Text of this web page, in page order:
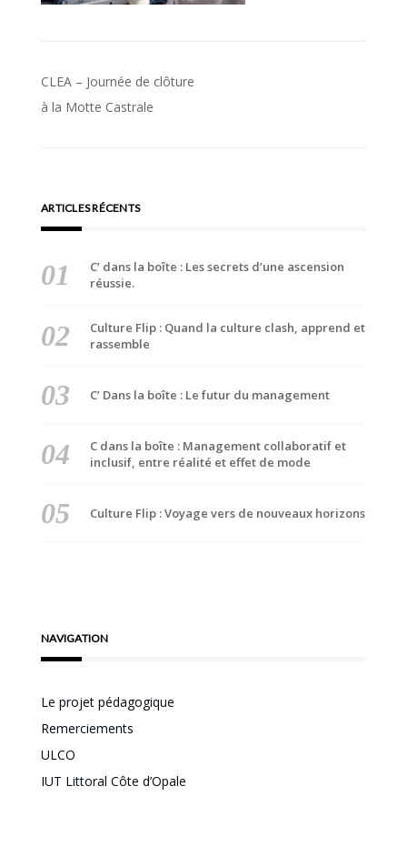
Navigation
de
CLEA – Journée de clôture
à la Motte Castrale
ARTICLES RÉCENTS
C’ dans la boîte : Les secrets d’une ascension
réussie.
Culture Flip : Quand la culture clash, apprend et
rassemble
C’ Dans la boîte : Le futur du management
C dans la boîte : Management collaboratif et
inclusif, entre réalité et effet de mode
Culture Flip : Voyage vers de nouveaux horizons
NAVIGATION
Le projet pédagogique
Remerciements
ULCO
IUT Littoral Côte d’Opale